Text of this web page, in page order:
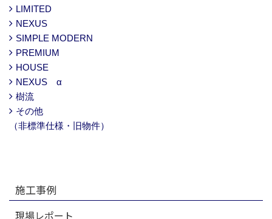
LIMITED
NEXUS
SIMPLE MODERN
PREMIUM
HOUSE
NEXUS α
樹流
その他
（非標準仕様・旧物件）
施工事例
現場レポート